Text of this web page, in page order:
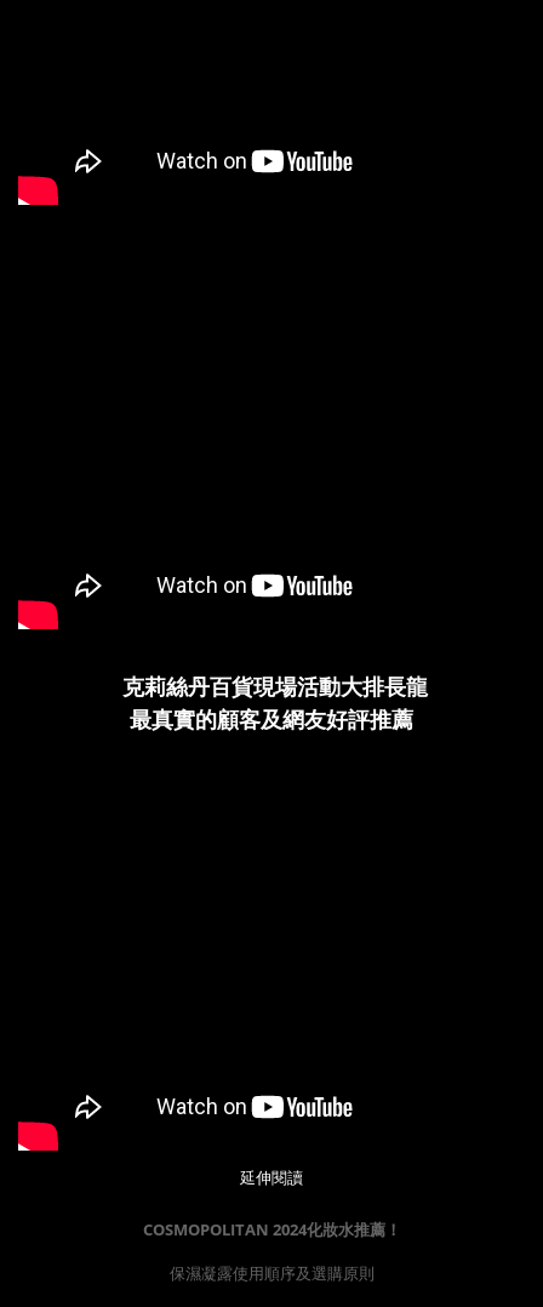
克莉絲丹百貨現場活動大排長龍
最真實的顧客及網友好評推薦
延伸閱讀
COSMOPOLITAN 2024化妝水推薦！
保濕凝露使用順序及選購原則